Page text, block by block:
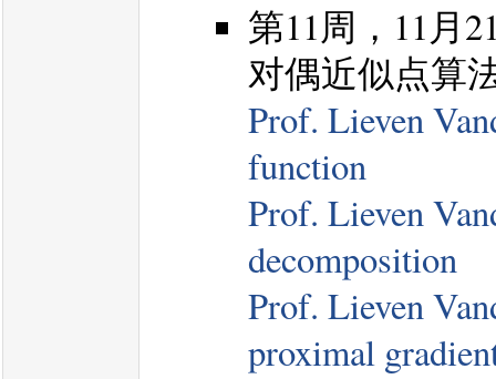
第11周，11月
对偶近似点算
Prof. Lieven
function
Prof. Lieven
decomposition
Prof. Lieven
proximal